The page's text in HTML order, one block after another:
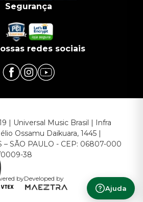
Ajuda
Segurança
redes sociais
| Universal Music Brasil | Infra
Ossamu Daikuara, 1445 |
– SÃO PAULO - CEP: 06807-000
0009-38
byDeveloped by